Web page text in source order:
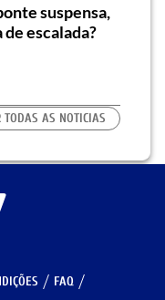
suspensa,
escalada?
TODAS AS NOTICIAS
FAQ